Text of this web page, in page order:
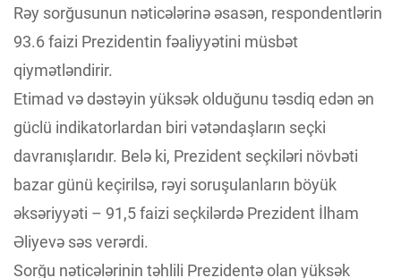
Rəy sorğusunun nəticələrinə əsasən, respondentlərin
93.6 faizi Prezidentin fəaliyyətini müsbət
qiymətləndirir.
Etimad və dəstəyin yüksək olduğunu təsdiq edən ən
güclü indikatorlardan biri vətəndaşların seçki
davranışlarıdır. Belə ki, Prezident seçkiləri növbəti
bazar günü keçirilsə, rəyi soruşulanların böyük
əksəriyyəti – 91,5 faizi seçkilərdə Prezident İlham
Əliyevə səs verərdi.
Sorğu nəticələrinin təhlili Prezidentə olan yüksək